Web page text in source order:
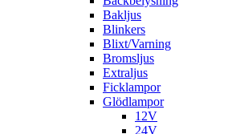
Bakljus
Blinkers
Blixt/Varning
Bromsljus
Extraljus
Ficklampor
Glödlampor
12V
24V